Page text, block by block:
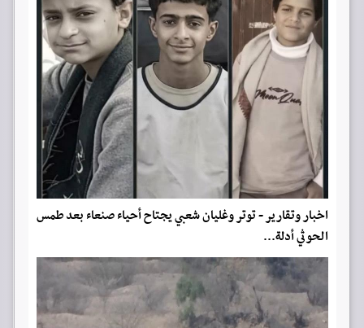
اخبار وتقارير - توتر وغليان شعبي يجتاح أحياء صنعاء بعد طمس
الحوثي أدلة...